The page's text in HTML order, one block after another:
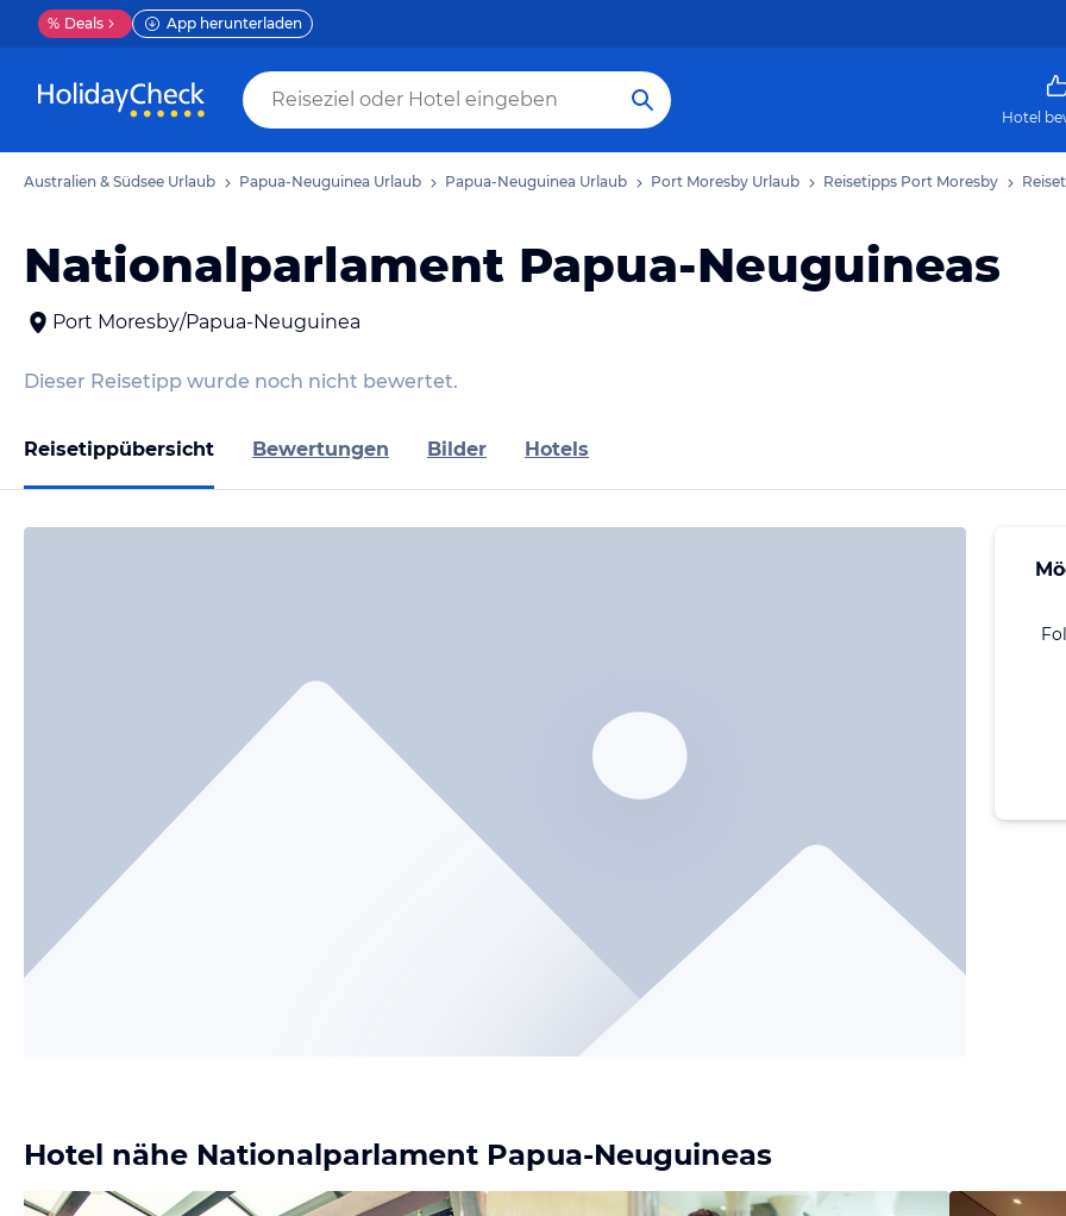
% Deals App herunterladen
Hotel
Australien & Südsee Urlaub Papua-Neuguinea Urlaub Papua-Neuguinea Urlaub Port Moresby Urlaub Reisetipps Port Moresby
Nationalparlament Papua-Neuguineas
Port Moresby/Papua-Neuguinea
Dieser Reisetipp wurde noch nicht bewertet.
Reisetippübersicht Bewertungen Bilder Hotels
Hotel nähe Nationalparlament Papua-Neuguineas